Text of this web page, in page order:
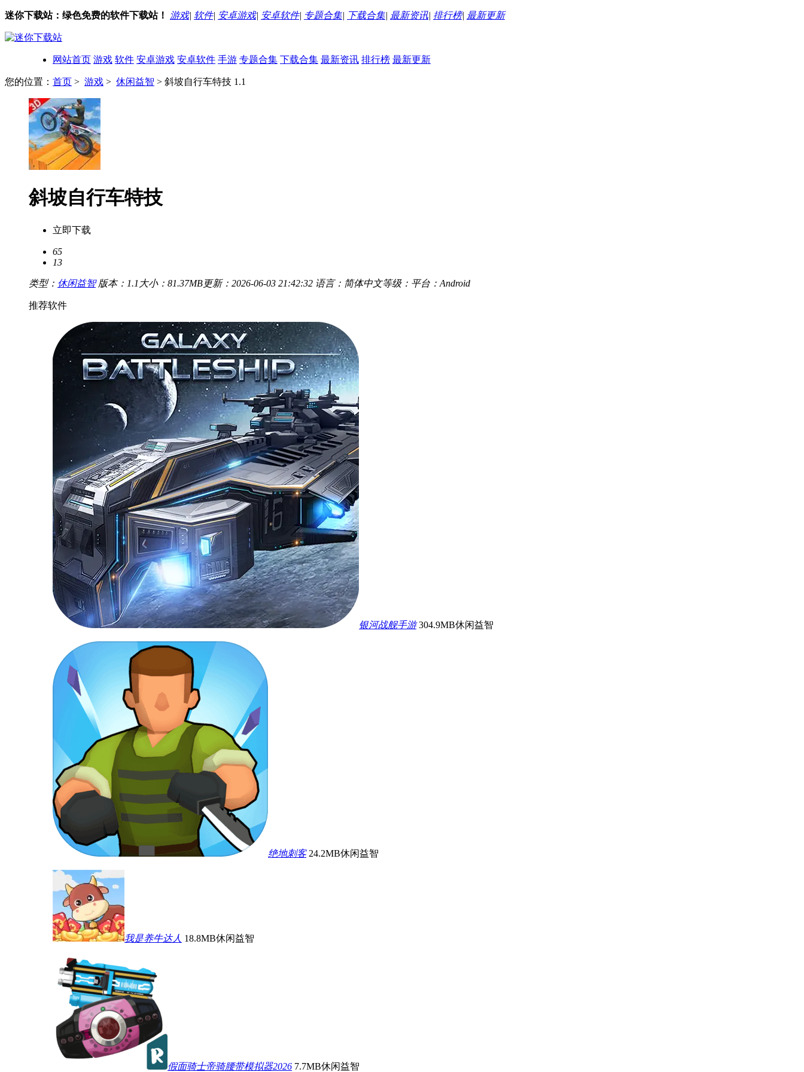
迷你下载站：绿色免费的软件下载站！ 游戏| 软件| 安卓游戏| 安卓软件| 专题合集| 下载合集| 最新资讯| 排行榜| 最新更新
网站首页 游戏 软件 安卓游戏 安卓软件 手游 专题合集 下载合集 最新资讯 排行榜 最新更新
您的位置： 首页 > 游戏 > 休闲益智 > 斜坡自行车特技 1.1
斜坡自行车特技
立即下载
65
13
类型： 休闲益智 版本：1.1 大小：81.37MB更新：2026-06-03 21:42:32 语言：简体中文等级： 平台：Android
推荐软件
银河战舰手游 304.9MB休闲益智
绝地刺客 24.2MB休闲益智
我是养牛达人 18.8MB休闲益智
假面骑士帝骑腰带模拟器2026 7.7MB休闲益智